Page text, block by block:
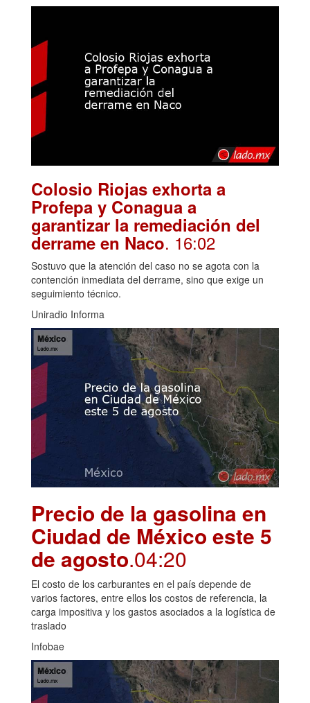
Colosio Riojas exhorta a
Profepa y Conagua a
garantizar la remediación del
derrame en Naco. 16:02
Sostuvo que la atención del caso no se agota con la
contención inmediata del derrame, sino que exige un
seguimiento técnico.
Uniradio Informa
Precio de la gasolina en
Ciudad de México este 5
de agosto.04:20
El costo de los carburantes en el país depende de
varios factores, entre ellos los costos de referencia, la
carga impositiva y los gastos asociados a la logística de
traslado
Infobae